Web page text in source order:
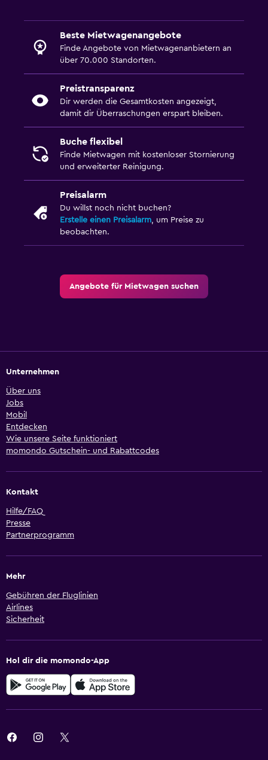
Beste Mietwagenangebote
Finde Angebote von Mietwagenanbietern an
über 70.000 Standorten.
Preistransparenz
Dir werden die Gesamtkosten angezeigt,
damit dir Überraschungen erspart bleiben.
Buche flexibel
Finde Mietwagen mit kostenloser Stornierung
und erweiterter Reinigung.
Preisalarm
Du willst noch nicht buchen?
Erstelle einen Preisalarm, um Preise zu
beobachten.
Angebote für Mietwagen suchen
Unternehmen
Über uns
Jobs
Mobil
Entdecken
Wie unsere Seite funktioniert
momondo Gutschein- und Rabattcodes
Kontakt
Hilfe/FAQ
Presse
Partnerprogramm
Mehr
Gebühren der Fluglinien
Airlines
Sicherheit
Hol dir die momondo-App